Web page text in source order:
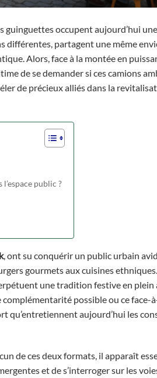
occupent aujourd’hui
différentes, partagent une même
Alors, face à la montée en
de se demander si ces camions
de précieux alliés dans la
public ?
, ont su conquérir un public urbain
gourmets aux cuisines
une tradition festive en plein
possible ou ce face-
qu’entretiennent aujourd’hui les
de ces deux formats, il apparaît
et de s’interroger sur les